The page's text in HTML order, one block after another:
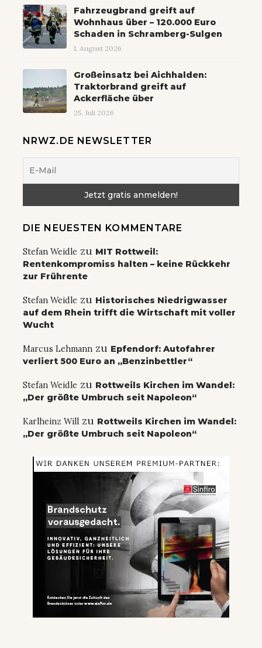
Fahrzeugbrand greift auf
Wohnhaus über – 120.000 Euro
Schaden in Schramberg-Sulgen
1. August 2026
Großeinsatz bei Aichhalden:
Traktorbrand greift auf
Ackerfläche über
25. Juli 2026
NRWZ.DE NEWSLETTER
DIE NEUESTEN KOMMENTARE
Stefan Weidle zu MIT Rottweil:
Rentenkompromiss halten – keine Rückkehr
zur Frührente
Stefan Weidle zu Historisches Niedrigwasser
auf dem Rhein trifft die Wirtschaft mit voller
Wucht
Marcus Lehmann zu Epfendorf: Autofahrer
verliert 500 Euro an „Benzinbettler“
Stefan Weidle zu Rottweils Kirchen im Wandel:
„Der größte Umbruch seit Napoleon“
Karlheinz Will zu Rottweils Kirchen im Wandel:
„Der größte Umbruch seit Napoleon“